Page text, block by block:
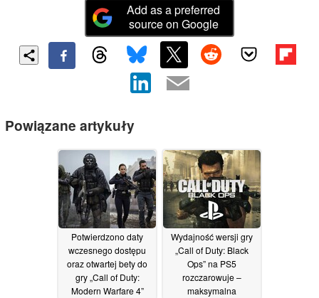
Add as a preferred
source on Google
Powiązane artykuły
Potwierdzono daty
wczesnego dostępu
oraz otwartej bety do
gry „Call of Duty:
Modern Warfare 4”
Wydajność wersji gry
„Call of Duty: Black
Ops” na PS5
rozczarowuje –
maksymalna